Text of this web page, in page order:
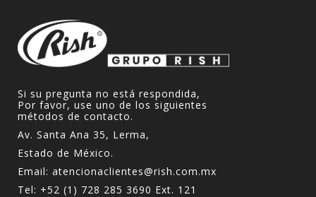
Si su pregunta no está respondida,
Por favor, use uno de los siguientes
métodos de contacto.
Av. Santa Ana 35, Lerma,
Estado de México.
Email: atencionaclientes@rish.com.mx
Tel: +52 (1) 728 285 3690 Ext. 121